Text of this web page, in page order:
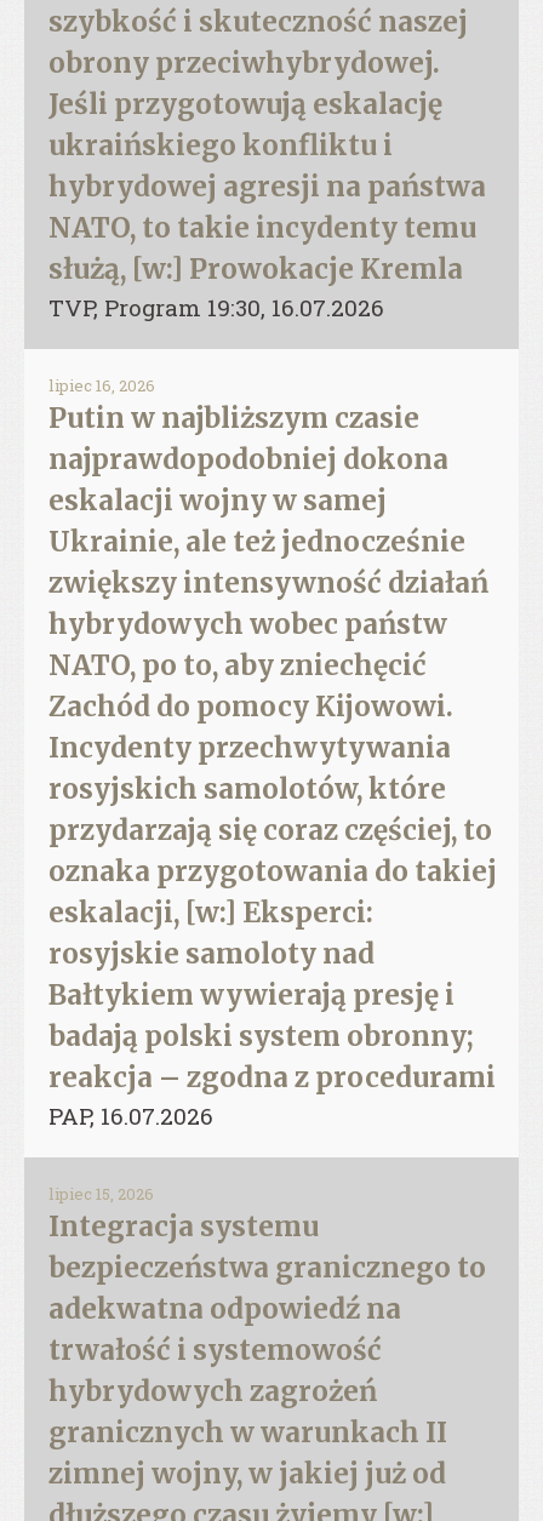
szybkość i skuteczność naszej
obrony przeciwhybrydowej.
Jeśli przygotowują eskalację
ukraińskiego konfliktu i
hybrydowej agresji na państwa
NATO, to takie incydenty temu
służą, [w:] Prowokacje Kremla
TVP, Program 19:30, 16.07.2026
lipiec 16, 2026
Putin w najbliższym czasie
najprawdopodobniej dokona
eskalacji wojny w samej
Ukrainie, ale też jednocześnie
zwiększy intensywność działań
hybrydowych wobec państw
NATO, po to, aby zniechęcić
Zachód do pomocy Kijowowi.
Incydenty przechwytywania
rosyjskich samolotów, które
przydarzają się coraz częściej, to
oznaka przygotowania do takiej
eskalacji, [w:] Eksperci:
rosyjskie samoloty nad
Bałtykiem wywierają presję i
badają polski system obronny;
reakcja – zgodna z procedurami
PAP, 16.07.2026
lipiec 15, 2026
Integracja systemu
bezpieczeństwa granicznego to
adekwatna odpowiedź na
trwałość i systemowość
hybrydowych zagrożeń
granicznych w warunkach II
zimnej wojny, w jakiej już od